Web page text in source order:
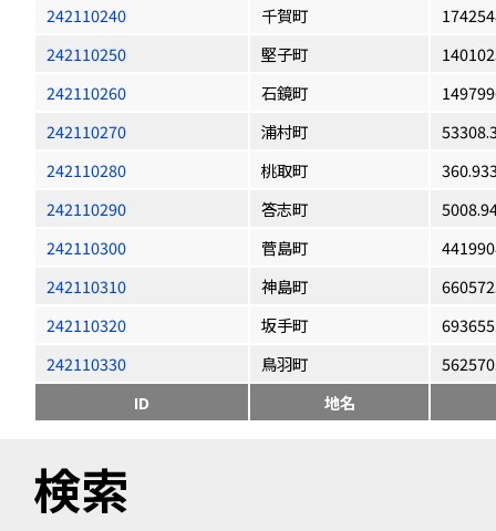
242110240
千賀町
242110250
堅子町
242110260
石鏡町
242110270
浦村町
242110280
桃取町
242110290
答志町
242110300
菅島町
242110310
神島町
242110320
坂手町
242110330
鳥羽町
ID
地名
検索